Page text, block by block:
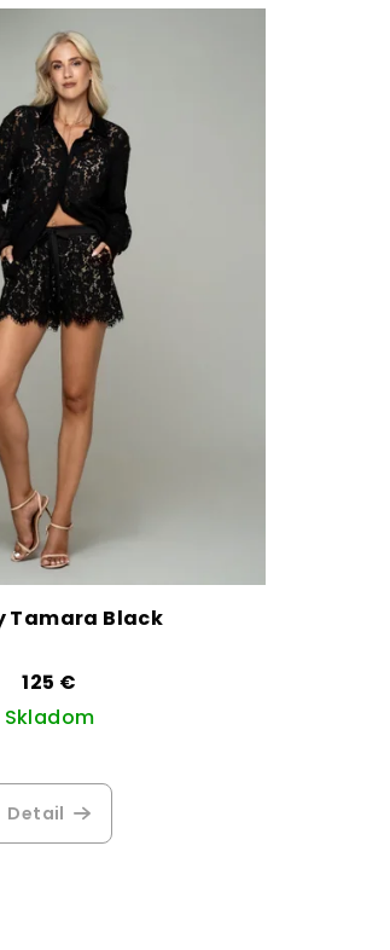
Tamara Black
125 €
Skladom
Detail